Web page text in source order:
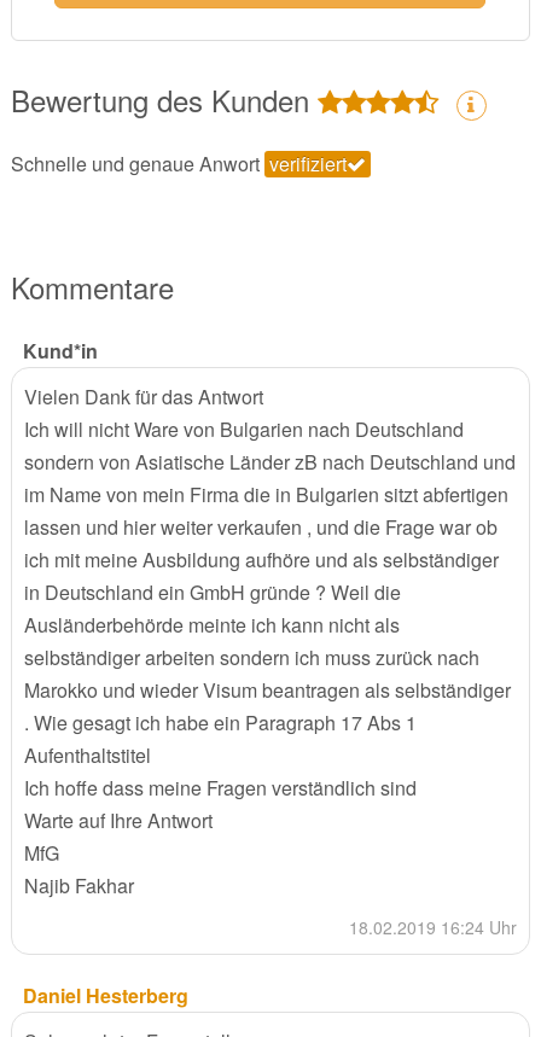
Bewertung des Kunden
Schnelle und genaue Anwort verifiziert
Kommentare
Kund*in
Vielen Dank für das Antwort
Ich will nicht Ware von Bulgarien nach Deutschland
sondern von Asiatische Länder zB nach Deutschland und
im Name von mein Firma die in Bulgarien sitzt abfertigen
lassen und hier weiter verkaufen , und die Frage war ob
ich mit meine Ausbildung aufhöre und als selbständiger
in Deutschland ein GmbH gründe ? Weil die
Ausländerbehörde meinte ich kann nicht als
selbständiger arbeiten sondern ich muss zurück nach
Marokko und wieder Visum beantragen als selbständiger
. Wie gesagt ich habe ein Paragraph 17 Abs 1
Aufenthaltstitel
Ich hoffe dass meine Fragen verständlich sind
Warte auf Ihre Antwort
MfG
Najib Fakhar
18.02.2019 16:24 Uhr
Daniel Hesterberg